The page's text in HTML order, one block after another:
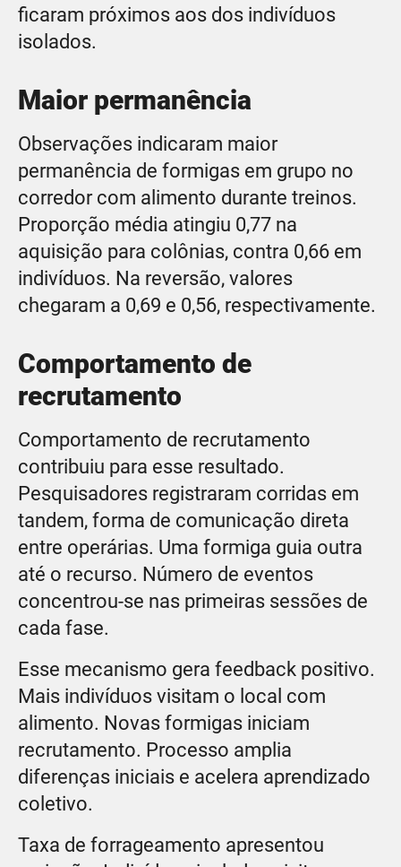
ficaram próximos aos dos indivíduos
isolados.
Maior permanência
Observações indicaram maior
permanência de formigas em grupo no
corredor com alimento durante treinos.
Proporção média atingiu 0,77 na
aquisição para colônias, contra 0,66 em
indivíduos. Na reversão, valores
chegaram a 0,69 e 0,56, respectivamente.
Comportamento de
recrutamento
Comportamento de recrutamento
contribuiu para esse resultado.
Pesquisadores registraram corridas em
tandem, forma de comunicação direta
entre operárias. Uma formiga guia outra
até o recurso. Número de eventos
concentrou-se nas primeiras sessões de
cada fase.
Esse mecanismo gera feedback positivo.
Mais indivíduos visitam o local com
alimento. Novas formigas iniciam
recrutamento. Processo amplia
diferenças iniciais e acelera aprendizado
coletivo.
Taxa de forrageamento apresentou